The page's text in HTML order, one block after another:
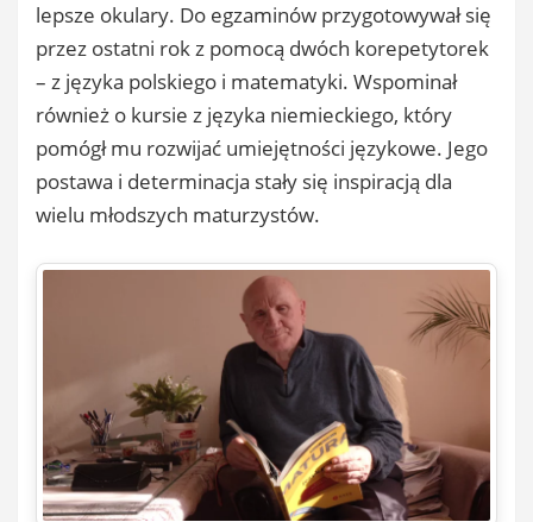
lepsze okulary. Do egzaminów przygotowywał się
przez ostatni rok z pomocą dwóch korepetytorek
– z języka polskiego i matematyki. Wspominał
również o kursie z języka niemieckiego, który
pomógł mu rozwijać umiejętności językowe. Jego
postawa i determinacja stały się inspiracją dla
wielu młodszych maturzystów.